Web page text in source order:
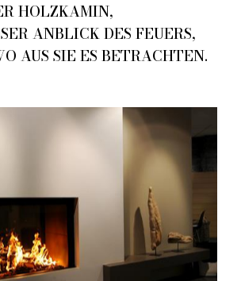
HOLZKAMIN,
ANBLICK DES FEUERS,
AUS SIE ES BETRACHTEN.